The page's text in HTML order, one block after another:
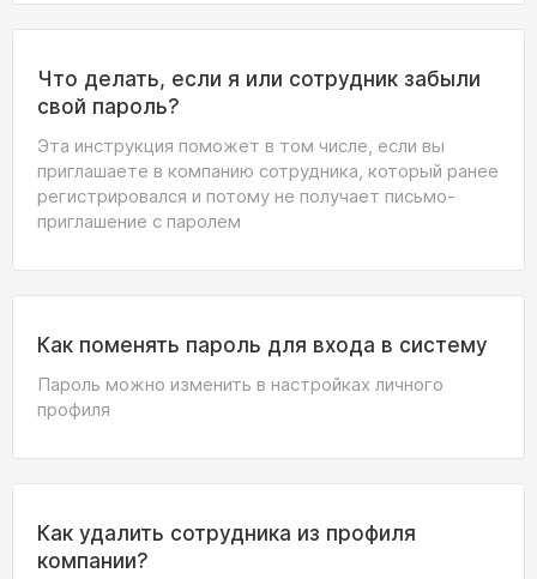
Что делать, если я или сотрудник забыли
свой пароль?
Эта инструкция поможет в том числе, если вы
приглашаете в компанию сотрудника, который ранее
регистрировался и потому не получает письмо-
приглашение с паролем
Как поменять пароль для входа в систему
Пароль можно изменить в настройках личного
профиля
Как удалить сотрудника из профиля
компании?